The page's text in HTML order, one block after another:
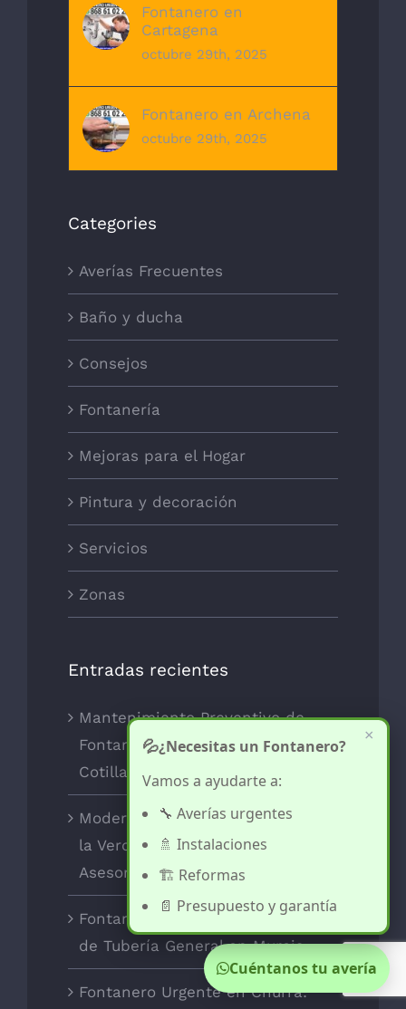
Fontanero en
Cartagena
octubre 29th, 2025
Fontanero en Archena
octubre 29th, 2025
Categories
Averías Frecuentes
Baño y ducha
Consejos
Fontanería
Mejoras para el Hogar
Pintura y decoración
Servicios
Zonas
Entradas recientes
Mantenimiento Preventivo de
Fontanería en Las Torres de
Cotillas: Guía Definitiva
Modernas Duchas en Sangonera
la Verde: Guía de Instalación y
Asesoramiento Gratuito
Fontanería Urgente por Rotura
de Tubería General en Murcia
Fontanero Urgente en Churra:
×
💦¿Necesitas un Fontanero?
Vamos a ayudarte a:
🔧 Averías urgentes
🚿 Instalaciones
🏗️ Reformas
📄 Presupuesto y garantía
Cuéntanos tu avería